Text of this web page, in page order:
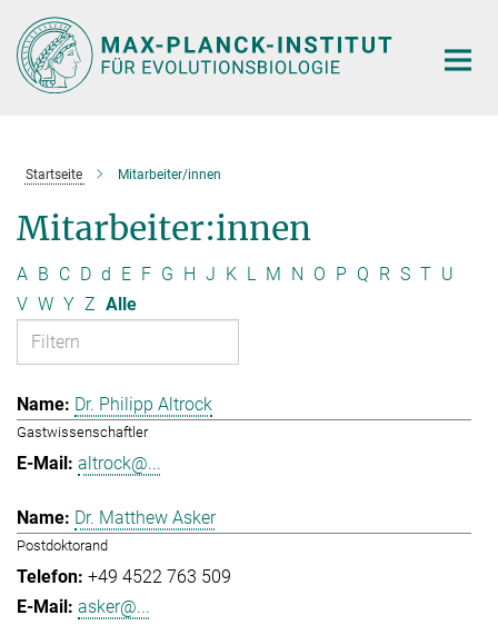
Hauptinhalt
Startseite Mitarbeiter/innen
Mitarbeiter:innen
A B C D d E F G H J K L M N O P Q R S T U
V W Y Z Alle
Dr. Philipp Altrock
Gastwissenschaftler
altrock@...
Dr. Matthew Asker
Postdoktorand
+49 4522 763 509
asker@...